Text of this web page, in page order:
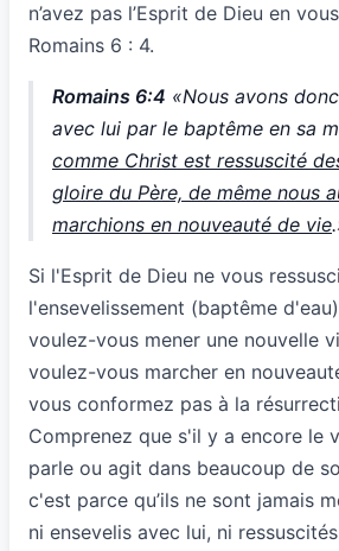
n’avez pas l’Esprit de Dieu en
Romains 6 : 4.
Romains 6:4 «Nous avons
avec lui par le baptême en sa
comme Christ est ressuscité
gloire du Père, de même nous
marchions en nouveauté de vie
Si l'Esprit de Dieu ne vous
l'ensevelissement (baptême
voulez-vous mener une nouvelle
voulez-vous marcher en
vous conformez pas à la
Comprenez que s'il y a encore le
parle ou agit dans beaucoup de
c'est parce qu’ils ne sont jamais
ni ensevelis avec lui, ni